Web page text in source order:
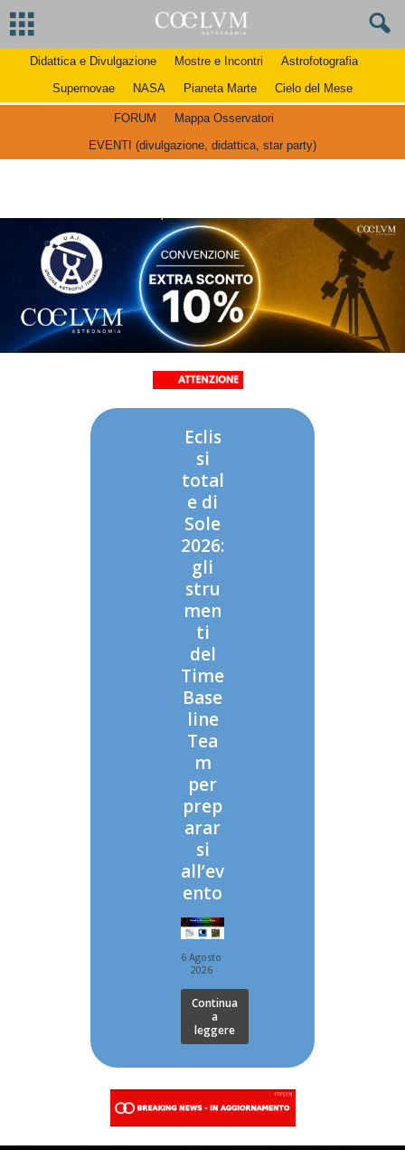
Didattica e Divulgazione Mostre e Incontri
Astrofotografia
Supernovae
NASA Pianeta Marte Cielo del Mese
FORUM
Mappa Osservatori
EVENTI (divulgazione, didattica, star party)
Eclis
si
total
e di
Sole
2026:
gli
stru
men
ti
del
Time
Base
line
Tea
m
per
prep
arar
si
all’ev
ento
6 Agosto
2026
Continua
a
leggere